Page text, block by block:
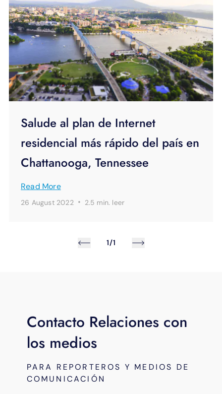
Salude al plan de Internet
residencial más rápido del país en
Chattanooga, Tennessee
Read More
26 August 2022 · 2.5 min. leer
1/1
Contacto Relaciones con
los medios
PARA REPORTEROS Y MEDIOS DE
COMUNICACIÓN